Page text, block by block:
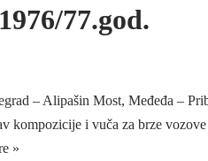
77.god.
– Alipašin Most, Međeđa –
i vuča za brze vozove
»